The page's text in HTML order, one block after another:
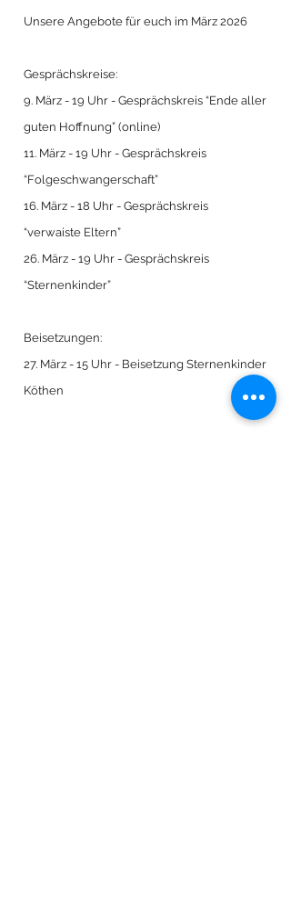
Unsere Angebote für euch im März 2026
Gesprächskreise:
9. März - 19 Uhr - Gesprächskreis “Ende aller
guten Hoffnung” (online)
11. März - 19 Uhr - Gesprächskreis
“Folgeschwangerschaft”
16. März - 18 Uhr - Gesprächskreis
“verwaiste Eltern”
26. März - 19 Uhr - Gesprächskreis
“Sternenkinder”
Beisetzungen:
27. März - 15 Uhr - Beisetzung Sternenkinder
Köthen